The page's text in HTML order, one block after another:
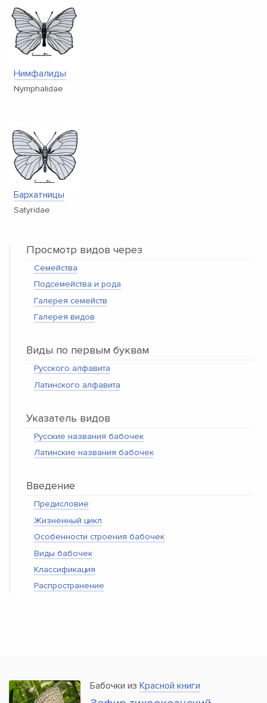
Нимфалиды
Nymphalidae
Бархатницы
Satyridae
Просмотр видов через
Семейства
Подсемейства и рода
Галерея семейств
Галерея видов
Виды по первым буквам
Русского алфавита
Латинского алфавита
Указатель видов
Русские названия бабочек
Латинские названия бабочек
Введение
Предисловие
Жизненный цикл
Особенности строения бабочек
Виды бабочек
Классификация
Распространение
Бабочки из Красной книги